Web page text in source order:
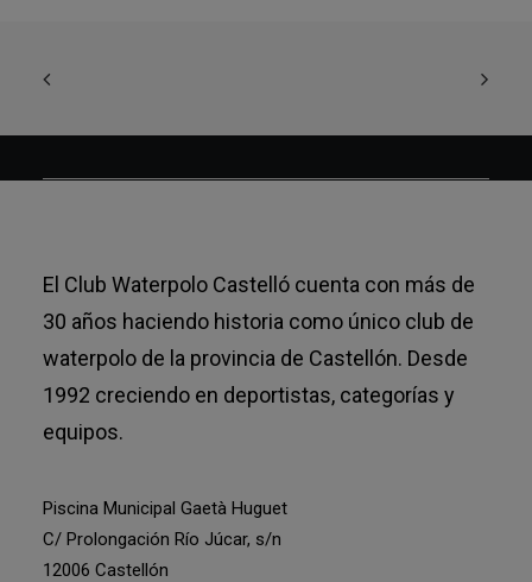
El Club Waterpolo Castelló cuenta con más de
30 años haciendo historia como único club de
waterpolo de la provincia de Castellón. Desde
1992 creciendo en deportistas, categorías y
equipos.
Piscina Municipal Gaetà Huguet
C/ Prolongación Río Júcar, s/n
12006 Castellón